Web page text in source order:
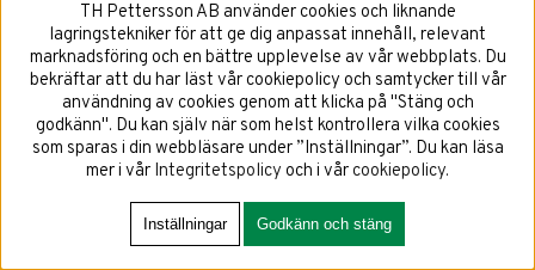
1623 kr
KÖP!
1173 kr
KÖP!
TH Pettersson AB använder cookies och liknande
lagringstekniker för att ge dig anpassat innehåll, relevant
marknadsföring och en bättre upplevelse av vår webbplats. Du
bekräftar att du har läst vår cookiepolicy och samtycker till vår
användning av cookies genom att klicka på "Stäng och
godkänn". Du kan själv när som helst kontrollera vilka cookies
som sparas i din webbläsare under ”Inställningar”. Du kan läsa
mer i vår Integritetspolicy och i vår cookiepolicy.
Inställningar Godkänn och stäng